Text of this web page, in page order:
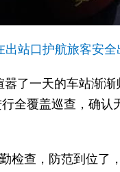
出站口护航旅客安
了一天的车站渐渐
全覆盖巡查，确认
检查，防范到位了